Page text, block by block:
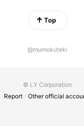
Top
@mumokuteki
© LY Corporation
Report
Other official